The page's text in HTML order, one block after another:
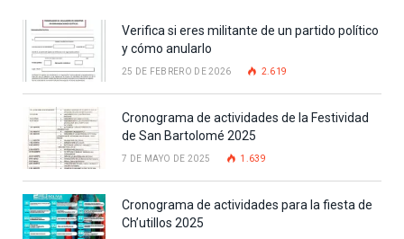
Verifica si eres militante de un partido político
y cómo anularlo
25 DE FEBRERO DE 2026 2.619
Cronograma de actividades de la Festividad
de San Bartolomé 2025
7 DE MAYO DE 2025 1.639
Cronograma de actividades para la fiesta de
Ch’utillos 2025